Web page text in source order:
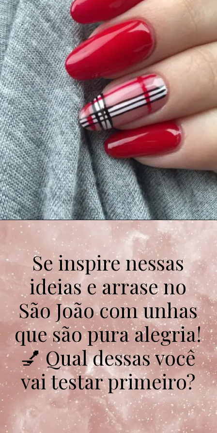
Se inspire nessas
ideias e arrase no
São João com unhas
que são pura alegria!
💅 Qual dessas você
vai testar primeiro?